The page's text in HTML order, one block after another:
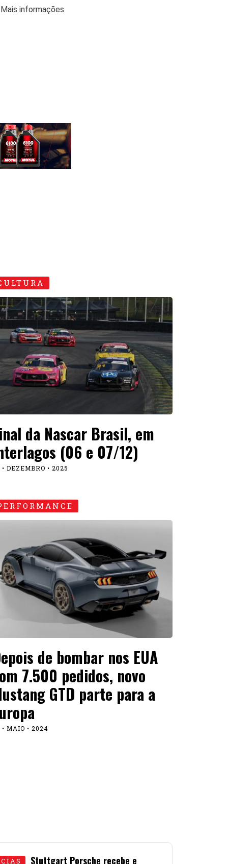
informações
da Nascar Brasil, em
(06 e 07/12)
DEZEMBRO • 2025
de bombar nos EUA
7.500 pedidos, novo
GTD parte para a
MAIO • 2024
Stuttgart Porsche recebe e